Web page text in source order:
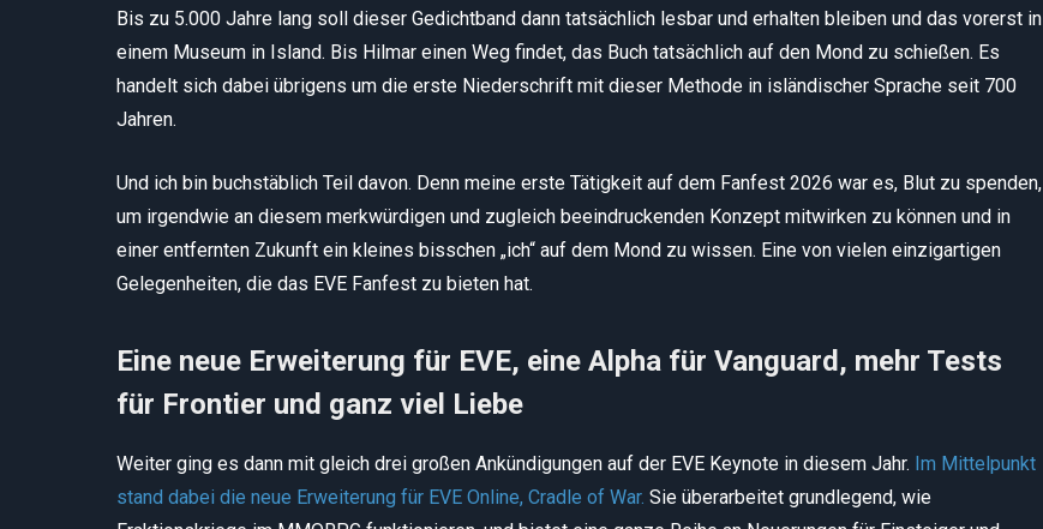
Bis zu 5.000 Jahre lang soll dieser Gedichtband dann tatsächlich lesbar und erhalten bleiben und das vorerst in
einem Museum in Island. Bis Hilmar einen Weg findet, das Buch tatsächlich auf den Mond zu schießen. Es
handelt sich dabei übrigens um die erste Niederschrift mit dieser Methode in isländischer Sprache seit 700
Jahren.
Und ich bin buchstäblich Teil davon. Denn meine erste Tätigkeit auf dem Fanfest 2026 war es, Blut zu spenden,
um irgendwie an diesem merkwürdigen und zugleich beeindruckenden Konzept mitwirken zu können und in
einer entfernten Zukunft ein kleines bisschen „ich“ auf dem Mond zu wissen. Eine von vielen einzigartigen
Gelegenheiten, die das EVE Fanfest zu bieten hat.
Eine neue Erweiterung für EVE, eine Alpha für Vanguard, mehr Tests
für Frontier und ganz viel Liebe
Weiter ging es dann mit gleich drei großen Ankündigungen auf der EVE Keynote in diesem Jahr. Im Mittelpunkt
stand dabei die neue Erweiterung für EVE Online, Cradle of War. Sie überarbeitet grundlegend, wie